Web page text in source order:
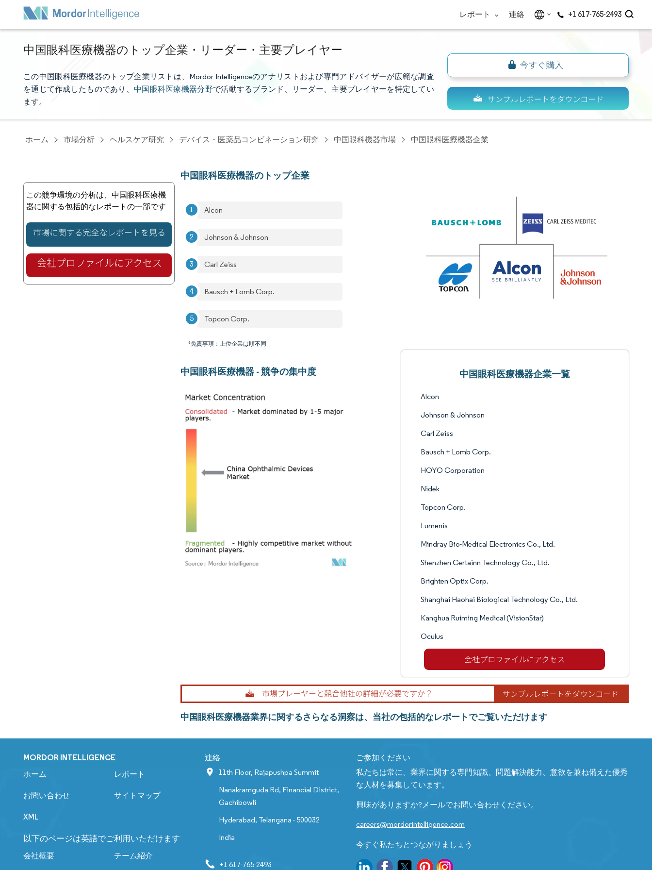
レポート 連絡 +1 617-765-2493
中国眼科医療機器のトップ企業・リーダー・主要プレイヤー
この中国眼科医療機器のトップ企業リストは、Mordor Intelligenceのアナリストおよび専門アドバイザーが広範な調査
を通じて作成したものであり、中国眼科医療機器分野で活動するブランド、リーダー、主要プレイヤーを特定してい
ます。
ホーム 市場分析 ヘルスケア研究 デバイス・医薬品コンビネーション研究 中国眼科機器市場 中国眼科医療機器企業
この競争環境の分析は、中国眼科医療機
器に関する包括的なレポートの一部です
中国眼科医療機器のトップ企業
Alcon
Johnson & Johnson
Carl Zeiss
Bausch + Lomb Corp.
Topcon Corp.
*免責事項：上位企業は順不同
中国眼科医療機器 - 競争の集中度 中国眼科医療機器企業一覧
Alcon
Johnson & Johnson
Carl Zeiss
Bausch + Lomb Corp.
HOYO Corporation
Nidek
Topcon Corp.
Lumenis
Mindray Bio-Medical Electronics Co., Ltd.
Shenzhen Certainn Technology Co., Ltd.
Brighten Optix Corp.
Shanghai Haohai Biological Technology Co., Ltd.
Kanghua Ruiming Medical (VisionStar)
Oculus
中国眼科医療機器業界に関するさらなる洞察は、当社の包括的なレポートでご覧いただけます
MORDOR INTELLIGENCE
ホーム レポート
お問い合わせ サイトマップ
XML
以下のページは英語でご利用いただけます
会社概要 チーム紹介
連絡
11th Floor, Rajapushpa Summit
Nanakramguda Rd, Financial District,
Gachibowli
Hyderabad, Telangana - 500032
India
+1 617-765-2493
ご参加ください
私たちは常に、業界に関する専門知識、問題解決能力、意欲を兼ね備えた優秀
な人材を募集しています。
興味がありますか?メールでお問い合わせください。
careers@mordorintelligence.com
今すぐ私たちとつながりましょう